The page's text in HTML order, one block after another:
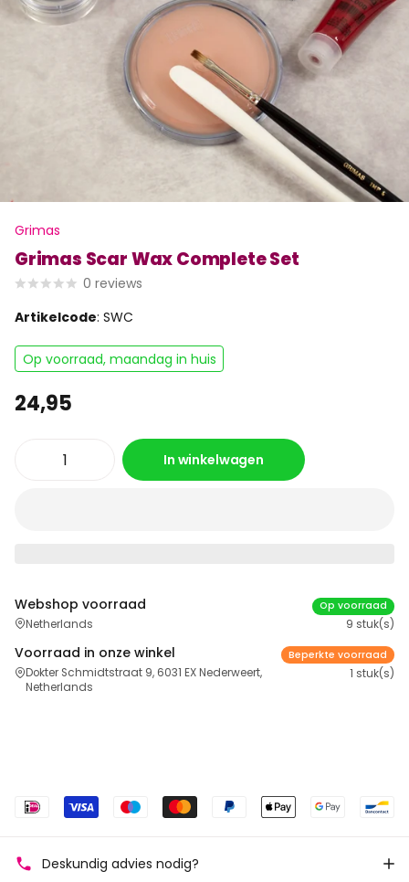
Grimas
Grimas Scar Wax Complete Set
0 reviews
Artikelcode: SWC
Op voorraad, maandag in huis
24,95
In winkelwagen
Webshop voorraad
Netherlands
Op voorraad
9 stuk(s)
Voorraad in onze winkel
Dokter Schmidtstraat 9, 6031 EX Nederweert,
Netherlands
Beperkte voorraad
1 stuk(s)
Deskundig advies nodig?